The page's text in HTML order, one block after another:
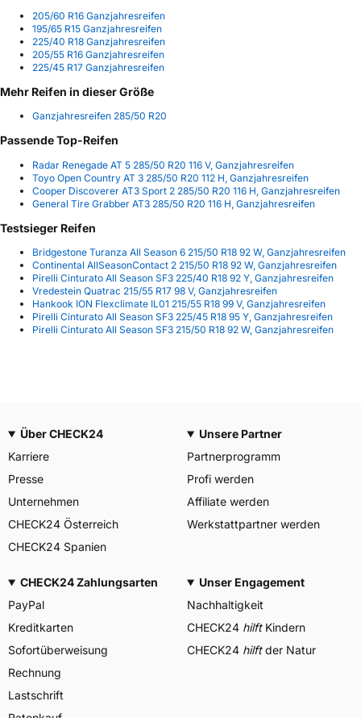
205/60 R16 Ganzjahresreifen
195/65 R15 Ganzjahresreifen
225/40 R18 Ganzjahresreifen
205/55 R16 Ganzjahresreifen
225/45 R17 Ganzjahresreifen
Mehr Reifen in dieser Größe
Ganzjahresreifen 285/50 R20
Passende Top-Reifen
Radar Renegade AT 5 285/50 R20 116 V, Ganzjahresreifen
Toyo Open Country AT 3 285/50 R20 112 H, Ganzjahresreifen
Cooper Discoverer AT3 Sport 2 285/50 R20 116 H, Ganzjahresreifen
General Tire Grabber AT3 285/50 R20 116 H, Ganzjahresreifen
Testsieger Reifen
Bridgestone Turanza All Season 6 215/50 R18 92 W, Ganzjahresreifen
Continental AllSeasonContact 2 215/50 R18 92 W, Ganzjahresreifen
Pirelli Cinturato All Season SF3 225/40 R18 92 Y, Ganzjahresreifen
Vredestein Quatrac 215/55 R17 98 V, Ganzjahresreifen
Hankook ION Flexclimate IL01 215/55 R18 99 V, Ganzjahresreifen
Pirelli Cinturato All Season SF3 225/45 R18 95 Y, Ganzjahresreifen
Pirelli Cinturato All Season SF3 215/50 R18 92 W, Ganzjahresreifen
Über CHECK24
Karriere
Presse
Unternehmen
CHECK24 Österreich
CHECK24 Spanien
Unsere Partner
Partnerprogramm
Profi werden
Affiliate werden
Werkstattpartner werden
CHECK24 Zahlungsarten
PayPal
Kreditkarten
Sofortüberweisung
Rechnung
Lastschrift
Unser Engagement
Nachhaltigkeit
CHECK24 hilftKindern
CHECK24 hilftder Natur